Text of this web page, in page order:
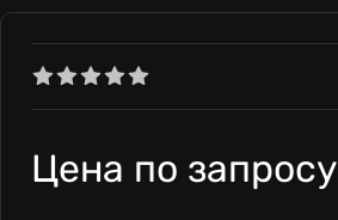
Цена по запросу